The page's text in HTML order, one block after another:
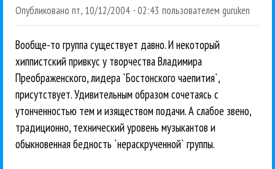
Опубликовано пт, 10/12/2004 - 02:43 пользователем guruken
Вообще-то группа существует давно. И некоторый
хиппистский привкус у творчества Владимира
Преображенского, лидера `Бостонского чаепития`,
присутствует. Удивительным образом сочетаясь с
утонченностью тем и изяществом подачи. А слабое звено,
традиционно, технический уровень музыкантов и
обыкновенная бедность `нераскрученной` группы.